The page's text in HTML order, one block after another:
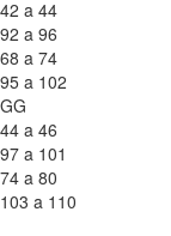
42 a 44
92 a 96
68 a 74
95 a 102
GG
44 a 46
97 a 101
74 a 80
103 a 110